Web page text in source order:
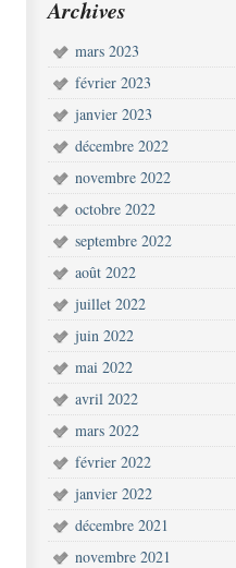
Archives
mars 2023
février 2023
janvier 2023
décembre 2022
novembre 2022
octobre 2022
septembre 2022
août 2022
juillet 2022
juin 2022
mai 2022
avril 2022
mars 2022
février 2022
janvier 2022
décembre 2021
novembre 2021